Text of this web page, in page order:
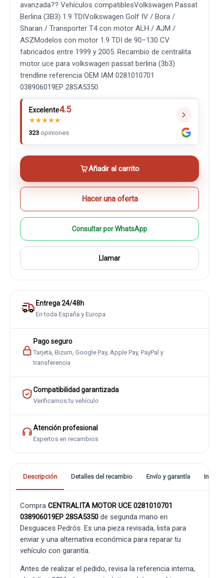
avanzada?? Vehículos compatiblesVolkswagen Passat
Berlina (3B3) 1.9 TDIVolkswagen Golf IV / Bora /
Sharan / Transporter T4 con motor ALH / AJM /
ASZModelos con motor 1.9 TDI de 90–130 CV
fabricados entre 1999 y 2005. Recambio de centralita
motor uce para volkswagen passat berlina (3b3)
trendline referencia OEM IAM 0281010701
038906019EP 28SA5350
Excelente4.5
★★★★★
323 opiniones
Añadir al carrito
Hacer una oferta
Consultar por WhatsApp
Llamar
Entrega 24/48h
En toda España y Europa
Pago seguro
Tarjeta, Bizum, Google Pay, Apple Pay, PayPal y
transferencia
Compatibilidad garantizada
Verificamos tu vehículo
Atención profesional
Expertos en recambios
Descripción Detalles del recambio Envío y garantía
Compra CENTRALITA MOTOR UCE 0281010701
038906019EP 28SA5350 de segunda mano en
Desguaces Pedrós. Es una pieza revisada, lista para
enviar y una alternativa económica para reparar tu
vehículo con garantía.
Antes de realizar el pedido, revisa la referencia interna,